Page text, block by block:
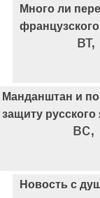
Много ли
Манданштан и
защиту русского
Новость с